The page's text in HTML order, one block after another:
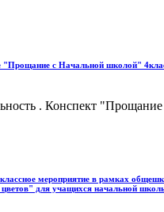
"Прощание с Начальной школой"
. Конспект
мероприятие в рамках
для учащихся начальной